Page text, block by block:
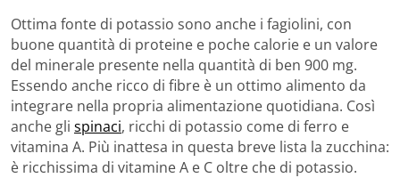
Ottima fonte di potassio sono anche i fagiolini, con
buone quantità di proteine e poche calorie e un valore
del minerale presente nella quantità di ben 900 mg.
Essendo anche ricco di fibre è un ottimo alimento da
integrare nella propria alimentazione quotidiana. Così
anche gli spinaci, ricchi di potassio come di ferro e
vitamina A. Più inattesa in questa breve lista la zucchina:
è ricchissima di vitamine A e C oltre che di potassio.